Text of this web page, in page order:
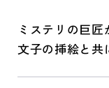
ミステリの巨
文子の挿絵と共